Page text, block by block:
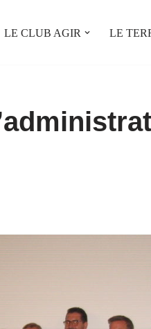
LE CLUB AGIR LE